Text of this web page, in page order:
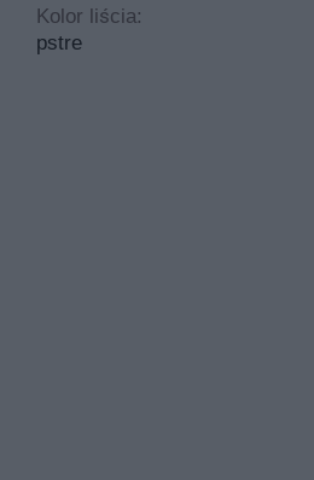
Kolor liścia:
pstre